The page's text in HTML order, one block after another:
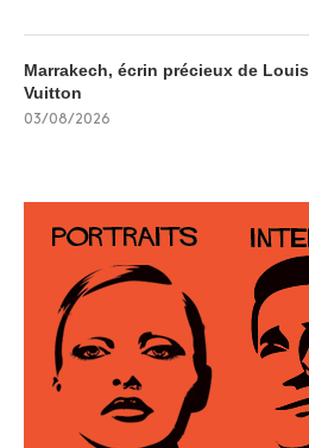
Marrakech, écrin précieux de Louis
Vuitton
03/08/2026